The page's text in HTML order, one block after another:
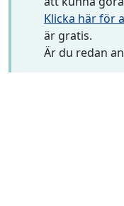
Klicka här för
är gratis.
Är du redan